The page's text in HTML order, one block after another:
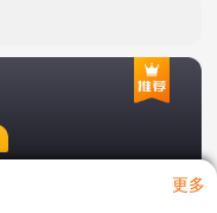
更多